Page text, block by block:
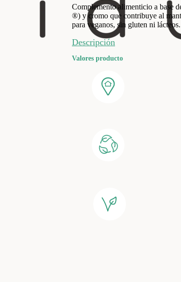
Complemento alimenticio a base
®) y cromo que contribuye al
para veganos, sin gluten ni
Descripción
Valores producto